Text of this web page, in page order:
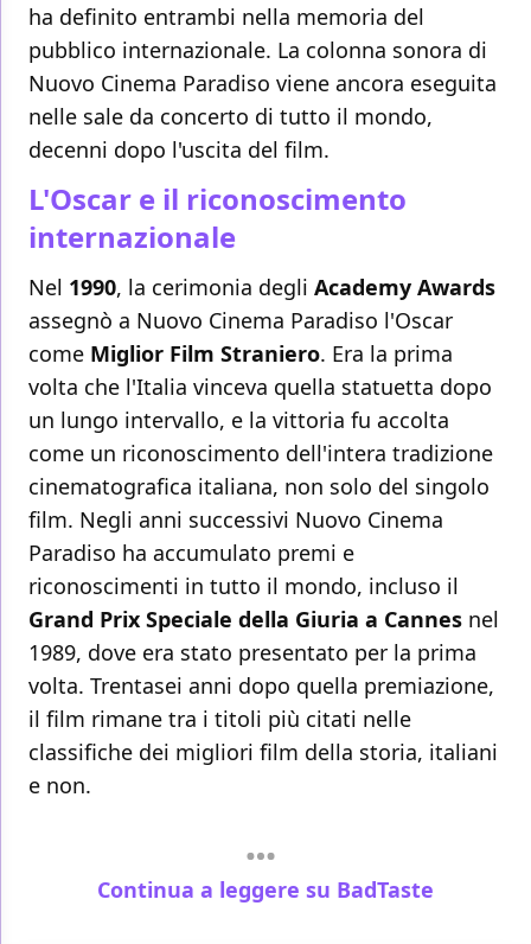
ha definito entrambi nella memoria del
pubblico internazionale. La colonna sonora di
Nuovo Cinema Paradiso viene ancora eseguita
nelle sale da concerto di tutto il mondo,
decenni dopo l'uscita del film.
L'Oscar e il riconoscimento
internazionale
Nel 1990, la cerimonia degli Academy Awards
assegnò a Nuovo Cinema Paradiso l'Oscar
come Miglior Film Straniero. Era la prima
volta che l'Italia vinceva quella statuetta dopo
un lungo intervallo, e la vittoria fu accolta
come un riconoscimento dell'intera tradizione
cinematografica italiana, non solo del singolo
film. Negli anni successivi Nuovo Cinema
Paradiso ha accumulato premi e
riconoscimenti in tutto il mondo, incluso il
Grand Prix Speciale della Giuria a Cannes nel
1989, dove era stato presentato per la prima
volta. Trentasei anni dopo quella premiazione,
il film rimane tra i titoli più citati nelle
classifiche dei migliori film della storia, italiani
e non.
Continua a leggere su BadTaste